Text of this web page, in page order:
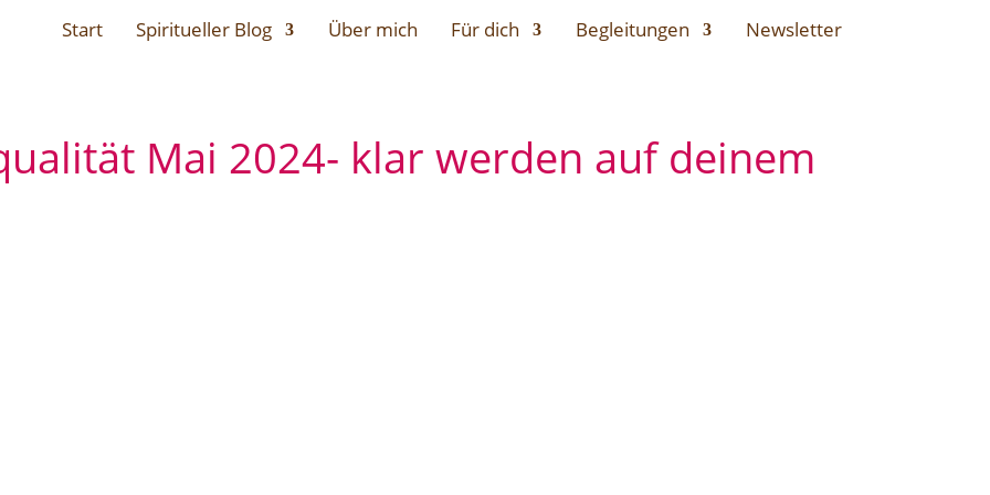
Start Spiritueller Blog Über mich Für dich Begleitungen Newsletter
Mai 2024- klar werden auf deinem